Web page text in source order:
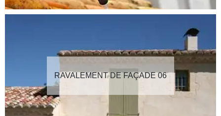
RAVALEMENT DE FAÇADE 06